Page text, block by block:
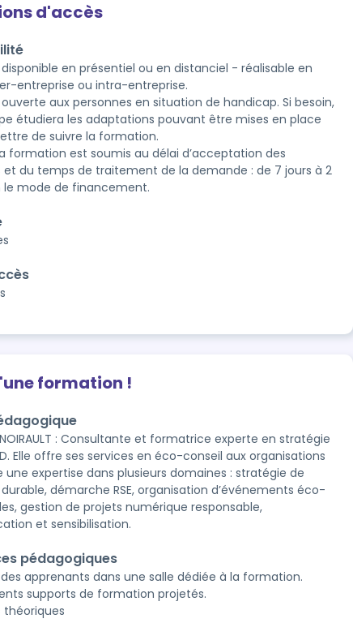
d'accès
en présentiel ou en distanciel - réalisable en
entreprise ou intra-entreprise.
aux personnes en situation de handicap. Si besoin,
étudiera les adaptations pouvant être mises en place
de suivre la formation.
formation est soumis au délai d’acceptation des
et du temps de traitement de la demande : de 7 jours à 2
le mode de financement.
formation !
: Consultante et formatrice experte en stratégie
Elle offre ses services en éco-conseil aux organisations
une expertise dans plusieurs domaines : stratégie de
démarche RSE, organisation d’événements éco-
gestion de projets numérique responsable,
et sensibilisation.
pédagogiques
apprenants dans une salle dédiée à la formation.
supports de formation projetés.
théoriques